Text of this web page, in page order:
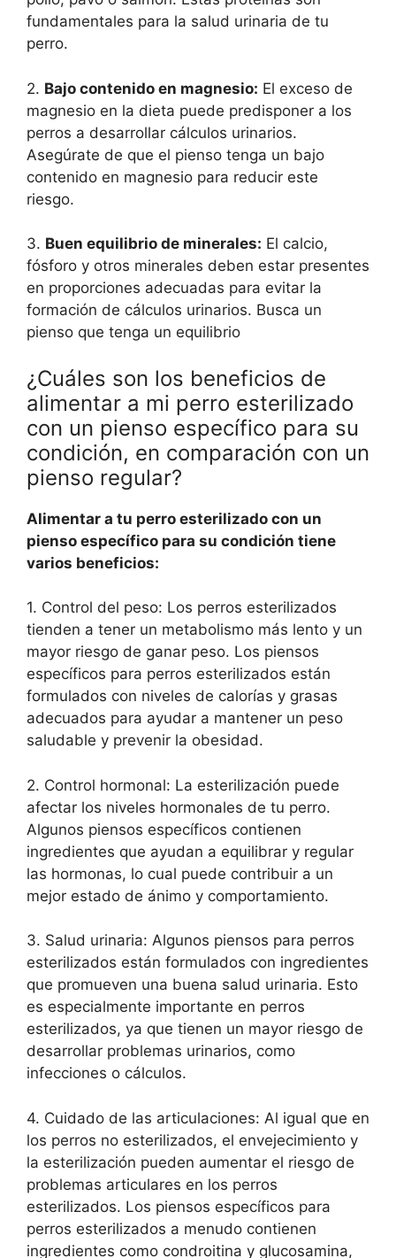
fundamentales para la salud urinaria de tu
perro.
2. Bajo contenido en magnesio: El exceso de
magnesio en la dieta puede predisponer a los
perros a desarrollar cálculos urinarios.
Asegúrate de que el pienso tenga un bajo
contenido en magnesio para reducir este
riesgo.
3. Buen equilibrio de minerales: El calcio,
fósforo y otros minerales deben estar presentes
en proporciones adecuadas para evitar la
formación de cálculos urinarios. Busca un
pienso que tenga un equilibrio
¿Cuáles son los beneficios de
alimentar a mi perro esterilizado
con un pienso específico para su
condición, en comparación con un
pienso regular?
Alimentar a tu perro esterilizado con un
pienso específico para su condición tiene
varios beneficios:
1. Control del peso: Los perros esterilizados
tienden a tener un metabolismo más lento y un
mayor riesgo de ganar peso. Los piensos
específicos para perros esterilizados están
formulados con niveles de calorías y grasas
adecuados para ayudar a mantener un peso
saludable y prevenir la obesidad.
2. Control hormonal: La esterilización puede
afectar los niveles hormonales de tu perro.
Algunos piensos específicos contienen
ingredientes que ayudan a equilibrar y regular
las hormonas, lo cual puede contribuir a un
mejor estado de ánimo y comportamiento.
3. Salud urinaria: Algunos piensos para perros
esterilizados están formulados con ingredientes
que promueven una buena salud urinaria. Esto
es especialmente importante en perros
esterilizados, ya que tienen un mayor riesgo de
desarrollar problemas urinarios, como
infecciones o cálculos.
4. Cuidado de las articulaciones: Al igual que en
los perros no esterilizados, el envejecimiento y
la esterilización pueden aumentar el riesgo de
problemas articulares en los perros
esterilizados. Los piensos específicos para
perros esterilizados a menudo contienen
ingredientes como condroitina y glucosamina,